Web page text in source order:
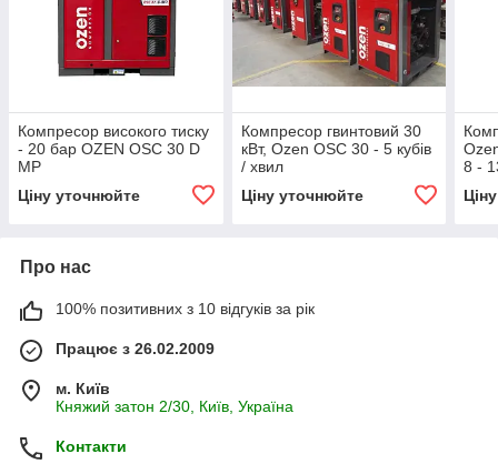
Компресор високого тиску
- 20 бар OZEN OSC 30 D
MP
Ціну уточнюйте
Компресор гвинтовий 30
кВт, Ozen OSC 30 - 5 кубів
/ хвил
Ціну уточнюйте
8 -
Про нас
100% позитивних з 10 відгуків за рік
Працює з 26.02.2009
м. Київ
Княжий затон 2/30, Київ, Україна
Контакти